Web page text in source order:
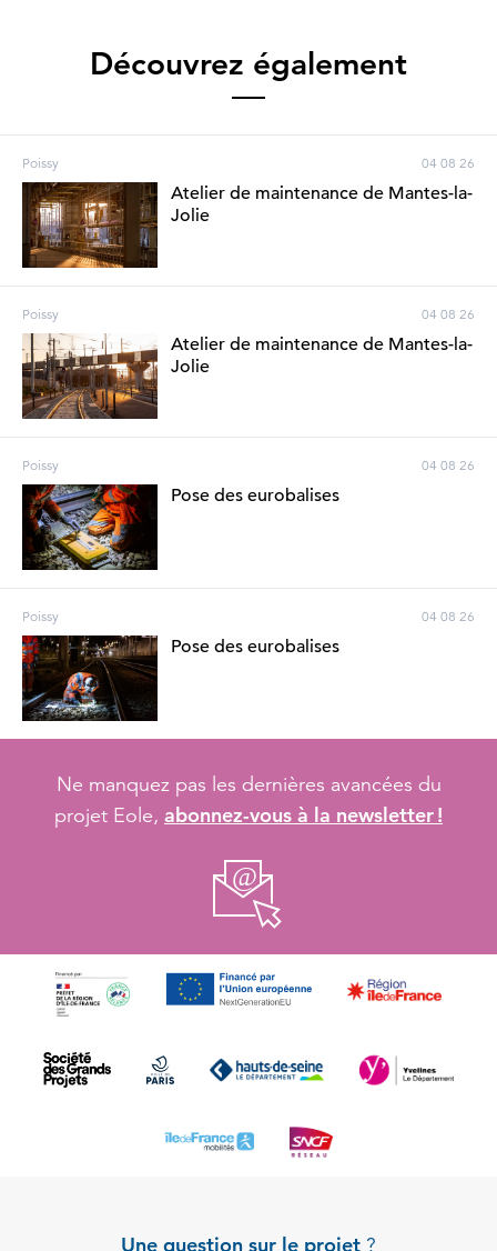
Découvrez également
Poissy 04 08 26
Atelier de maintenance de Mantes-la-
Jolie
Poissy 04 08 26
Atelier de maintenance de Mantes-la-
Jolie
Poissy 04 08 26
Pose des eurobalises
Poissy 04 08 26
Pose des eurobalises
Ne manquez pas les dernières avancées du
projet Eole, abonnez-vous à la newsletter !
Une question sur le projet ?